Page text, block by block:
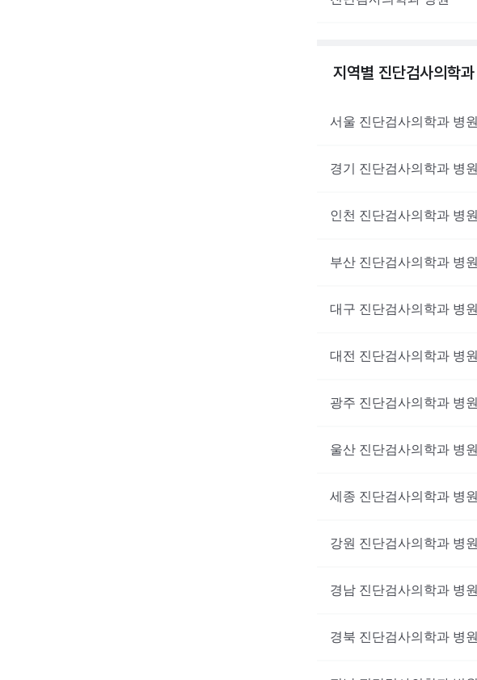
지역별 진단검사의학과
서울 진단검사의학과 병원
경기 진단검사의학과 병원
인천 진단검사의학과 병원
부산 진단검사의학과 병원
대구 진단검사의학과 병원
대전 진단검사의학과 병원
광주 진단검사의학과 병원
울산 진단검사의학과 병원
세종 진단검사의학과 병원
강원 진단검사의학과 병원
경남 진단검사의학과 병원
경북 진단검사의학과 병원